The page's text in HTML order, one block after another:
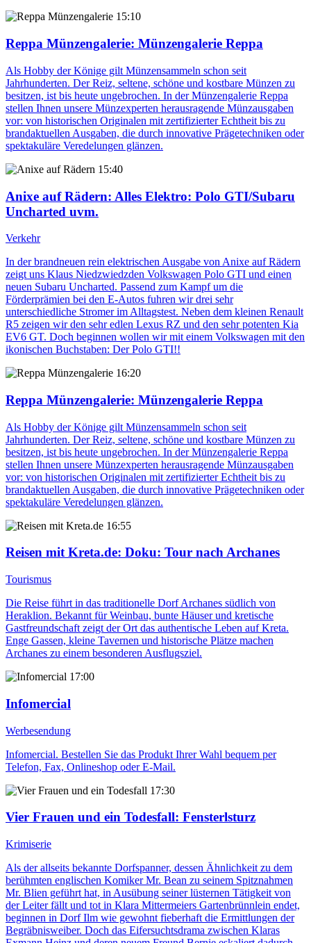
15:10
Reppa Münzengalerie: Münzengalerie Reppa
Als Hobby der Könige gilt Münzensammeln schon seit
Jahrhunderten. Der Reiz, seltene, schöne und kostbare Münzen zu
besitzen, ist bis heute ungebrochen. In der Münzengalerie Reppa
stellen Ihnen unsere Münzexperten herausragende Münzausgaben
vor: von historischen Originalen mit zertifizierter Echtheit bis zu
brandaktuellen Ausgaben, die durch innovative Prägetechniken oder
spektakuläre Veredelungen glänzen.
15:40
Anixe auf Rädern: Alles Elektro: Polo GTI/Subaru
Uncharted uvm.
Verkehr
In der brandneuen rein elektrischen Ausgabe von Anixe auf Rädern
zeigt uns Klaus Niedzwiedzden Volkswagen Polo GTI und einen
neuen Subaru Uncharted. Passend zum Kampf um die
Förderprämien bei den E-Autos fuhren wir drei sehr
unterschiedliche Stromer im Alltagstest. Neben dem kleinen Renault
R5 zeigen wir den sehr edlen Lexus RZ und den sehr potenten Kia
EV6 GT. Doch beginnen wollen wir mit einem Volkswagen mit den
ikonischen Buchstaben: Der Polo GTI!!
16:20
Reppa Münzengalerie: Münzengalerie Reppa
Als Hobby der Könige gilt Münzensammeln schon seit
Jahrhunderten. Der Reiz, seltene, schöne und kostbare Münzen zu
besitzen, ist bis heute ungebrochen. In der Münzengalerie Reppa
stellen Ihnen unsere Münzexperten herausragende Münzausgaben
vor: von historischen Originalen mit zertifizierter Echtheit bis zu
brandaktuellen Ausgaben, die durch innovative Prägetechniken oder
spektakuläre Veredelungen glänzen.
16:55
Reisen mit Kreta.de: Doku: Tour nach Archanes
Tourismus
Die Reise führt in das traditionelle Dorf Archanes südlich von
Heraklion. Bekannt für Weinbau, bunte Häuser und kretische
Gastfreundschaft zeigt der Ort das authentische Leben auf Kreta.
Enge Gassen, kleine Tavernen und historische Plätze machen
Archanes zu einem besonderen Ausflugsziel.
17:00
Infomercial
Werbesendung
Infomercial. Bestellen Sie das Produkt Ihrer Wahl bequem per
Telefon, Fax, Onlineshop oder E-Mail.
17:30
Vier Frauen und ein Todesfall: Fensterlsturz
Krimiserie
Als der allseits bekannte Dorfspanner, dessen Ähnlichkeit zu dem
berühmten englischen Komiker Mr. Bean zu seinem Spitznahmen
Mr. Blien geführt hat, in Ausübung seiner lüsternen Tätigkeit von
der Leiter fällt und tot in Klara Mittermeiers Gartenbrünnlein endet,
beginnen in Dorf Ilm wie gewohnt fieberhaft die Ermittlungen der
Begräbnisweiber. Doch das Eifersuchtsdrama zwischen Klaras